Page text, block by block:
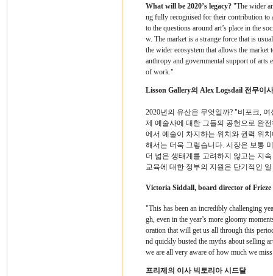
What will be 2020’s legacy? "The wider
ng fully recognised for their contribution to
to the questions around art’s place in the
w. The market is a strange force that is
the wider ecosystem that allows the market
anthropy and governmental support of arts
of work."
Lisson Gallery의 Alex Logsdail 전무이사
2020년의 유산은 무엇일까? "비포크,
제 예술사에 대한 그들의 공헌으로 완
에서 예술이 차지하는 위치와 권력 위
해서는 더욱 그렇습니다. 시장은 보통
더 넓은 생태계를 고려하지 않고는 지
교육에 대한 정부의 지원은 단기적인
Victoria Siddall, board director of Frieze
"This has been an incredibly challenging
gh, even in the year’s more gloomy
oration that will get us all through this
nd quickly busted the myths about selling
we are all very aware of how much we
프리제의 이사 빅토리아 시드달